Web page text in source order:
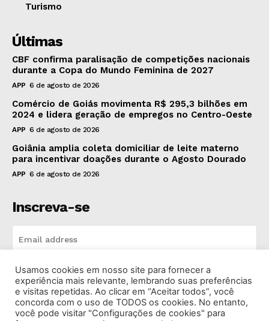
Turismo
Últimas
CBF confirma paralisação de competições nacionais
durante a Copa do Mundo Feminina de 2027
APP 6 de agosto de 2026
Comércio de Goiás movimenta R$ 295,3 bilhões em
2024 e lidera geração de empregos no Centro-Oeste
APP 6 de agosto de 2026
Goiânia amplia coleta domiciliar de leite materno
para incentivar doações durante o Agosto Dourado
APP 6 de agosto de 2026
Inscreva-se
INSCREVA-SE
I've read and accept thePrivacy Policy.
Usamos cookies em nosso site para fornecer a
experiência mais relevante, lembrando suas preferências
e visitas repetidas. Ao clicar em “Aceitar todos”, você
concorda com o uso de TODOS os cookies. No entanto,
você pode visitar "Configurações de cookies" para